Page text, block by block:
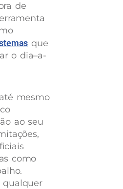
de
que
o dia–a-
mesmo
ao seu
como
qualquer